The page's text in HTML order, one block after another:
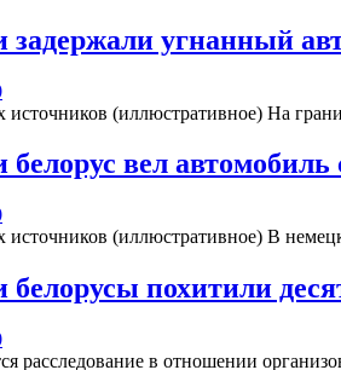
угнанный
источников (иллюстративное) На
вел автомобиль
(иллюстративное) В
похитили
расследование в отношении